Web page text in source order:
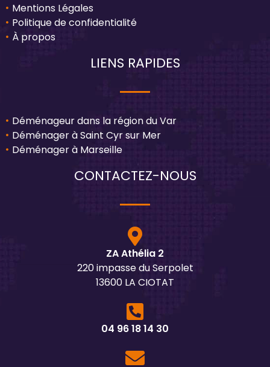
Mentions Légales
Politique de confidentialité
À propos
LIENS RAPIDES
Déménageur dans la région du Var
Déménager à Saint Cyr sur Mer
Déménager à Marseille
CONTACTEZ-NOUS
ZA Athélia 2
220 impasse du Serpolet
13600 LA CIOTAT
04 96 18 14 30